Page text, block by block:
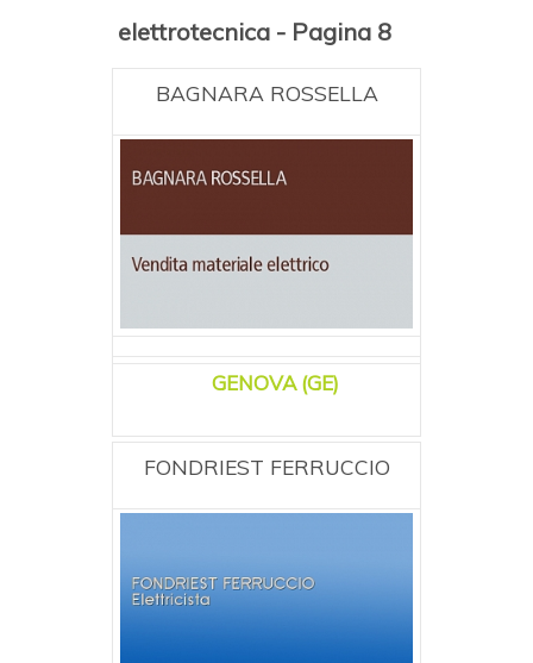
elettrotecnica - Pagina 8
BAGNARA ROSSELLA
GENOVA (GE)
FONDRIEST FERRUCCIO